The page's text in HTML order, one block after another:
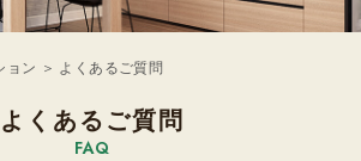
ョン ＞ よくあるご質問
よくあるご質問
FAQ